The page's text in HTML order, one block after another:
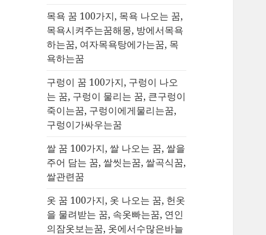
목욕 꿈 100가지, 목욕 나오는 꿈,
목욕시켜주는꿈해몽, 방에서목욕
하는꿈, 여자목욕탕에가는꿈, 목
욕하는꿈
구렁이 꿈 100가지, 구렁이 나오
는 꿈, 구렁이 물리는 꿈, 큰구렁이
죽이는꿈, 구렁이에게물리는꿈,
구렁이가싸우는꿈
쌀 꿈 100가지, 쌀 나오는 꿈, 쌀을
주어 담는 꿈, 쌀씻는꿈, 쌀곡식꿈,
쌀관련꿈
옷 꿈 100가지, 옷 나오는 꿈, 헌옷
을 물려받는 꿈, 속옷빠는꿈, 연인
의잠옷보는꿈, 옷에서수많은바늘